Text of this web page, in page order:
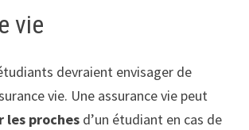
vie
devraient envisager de
vie. Une assurance vie peut
les prochesd’un étudiant en cas de